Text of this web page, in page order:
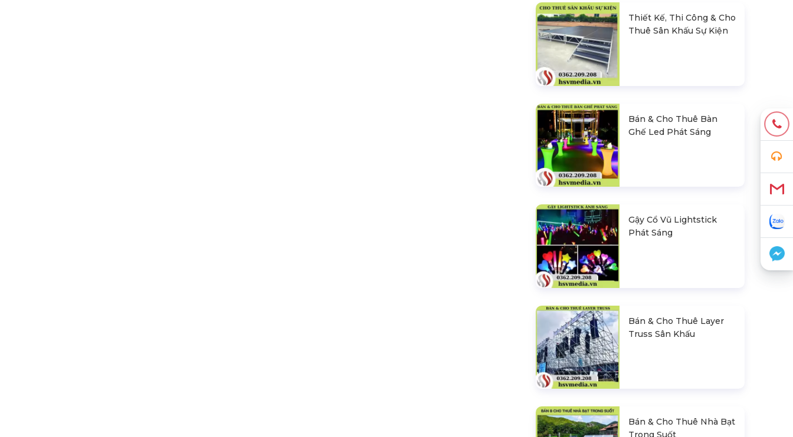
Thiết Kế, Thi Công & Cho
Thuê Sân Khấu Sự Kiện
Bán & Cho Thuê Bàn
Ghế Led Phát Sáng
Gậy Cổ Vũ Lightstick
Phát Sáng
Bán & Cho Thuê Layer
Truss Sân Khấu
Bán & Cho Thuê Nhà Bạt
Trong Suốt